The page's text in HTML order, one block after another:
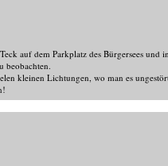
auf dem Parkplatz des Bürgersees und
beobachten.
kleinen Lichtungen, wo man es